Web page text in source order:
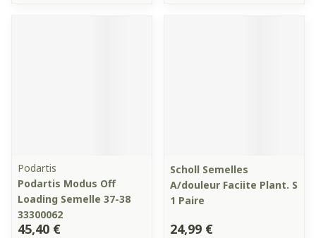
Podartis
Podartis Modus Off
Loading Semelle 37-38
33300062
45,40 €
Scholl Semelles
A/douleur Faciite Plant. S
1 Paire
24,99 €